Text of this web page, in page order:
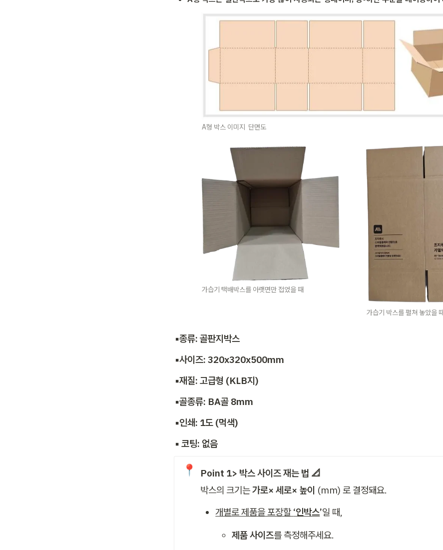
A형 박스 이미지  단면도
가습기 택배박스를 아랫면만 접었을 때
가습기 박스를 펼쳐 놓았을
▪️종류: 골판지박스
▪️사이즈: 320x320x500mm
▪️재질: 고급형 (KLB지)
▪️골종류: BA골 8mm
▪️인쇄: 1도 (먹색)
▪️ 코팅: 없음
📍
Point 1> 박스 사이즈 재는 법 📐
박스의 크기는 가로× 세로× 높이 (mm) 로 결정돼요.
개별로 제품을 포장할 ‘인박스’일 때,
제품 사이즈를 측정해주세요.